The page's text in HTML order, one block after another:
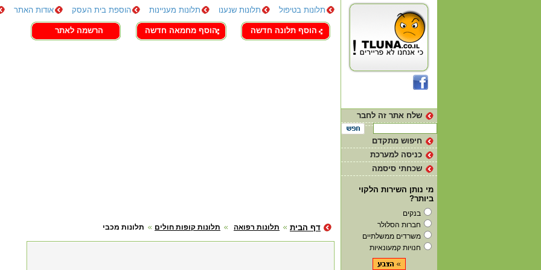
תלונות בטיפול תלונות שנענו תלונות מעניינות הוספת בית העסק אודות האתר
צור קשר
הוסף תלונה חדשה הוסף מחמאה חדשה הרשמה לאתר
תלונות מכבי תלונות קופות חולים תלונות רפואה דף הבית
שלח אתר זה לחבר
חיפוש מתקדם
כניסה למערכת
שכחתי סיסמה
מי נותן השירות הלקוי
ביותר?
בנקים
חברות הסלולר
משרדים ממשלתיים
חנויות קמעונאיות